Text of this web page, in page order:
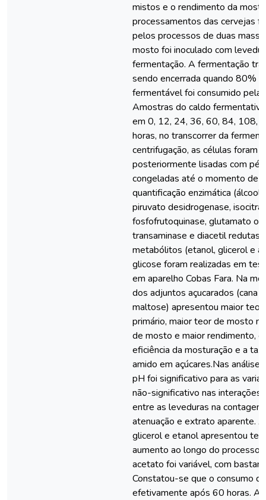
mistos e o rendimento da
processamentos das cervejas
pelos processos de duas
mosto foi inoculado com
fermentação. A fermentação
sendo encerrada quando 80%
fermentável foi consumido
Amostras do caldo
em 0, 12, 24, 36, 60, 84, 108,
horas, no transcorrer da
centrifugação, as células foram
posteriormente lisadas com
congeladas até o momento de
quantificação enzimática (álcool
piruvato desidrogenase,
fosfofrutoquinase, glutamato
transaminase e diacetil
metabólitos (etanol, glicerol e
glicose foram realizadas em
em aparelho Cobas Fara. Na
dos adjuntos açucarados (cana
maltose) apresentou maior
primário, maior teor de mosto
de mosto e maior rendimento,
eficiência da mosturação e a
amido em açúcares.Nas
pH foi significativo para as
não-significativo nas
entre as leveduras na
atenuação e extrato aparente.
glicerol e etanol apresentou
aumento ao longo do processo
acetato foi variável, com
Constatou-se que o consumo
efetivamente após 60 horas. A